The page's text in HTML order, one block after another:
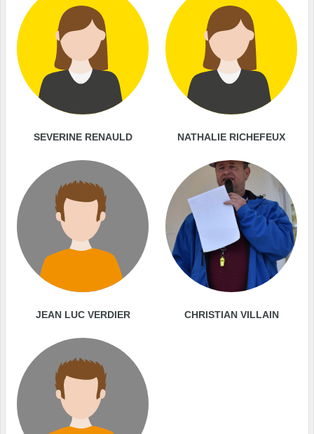
SEVERINE RENAULD NATHALIE RICHEFEUX
JEAN LUC VERDIER CHRISTIAN VILLAIN